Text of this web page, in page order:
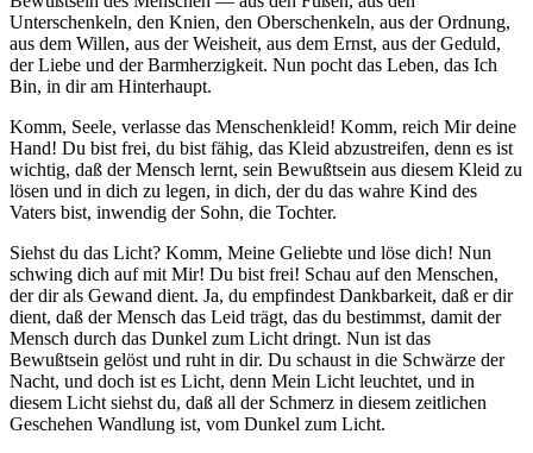
Unterschenkeln, den Knien, den Oberschenkeln, aus der Ordnung,
aus dem Willen, aus der Weisheit, aus dem Ernst, aus der Geduld,
der Liebe und der Barmherzigkeit. Nun pocht das Leben, das Ich
Bin, in dir am Hinterhaupt.
Komm, Seele, verlasse das Menschenkleid! Komm, reich Mir deine
Hand! Du bist frei, du bist fähig, das Kleid abzustreifen, denn es ist
wichtig, daß der Mensch lernt, sein Bewußtsein aus diesem Kleid zu
lösen und in dich zu legen, in dich, der du das wahre Kind des
Vaters bist, inwendig der Sohn, die Tochter.
Siehst du das Licht? Komm, Meine Geliebte und löse dich! Nun
schwing dich auf mit Mir! Du bist frei! Schau auf den Menschen,
der dir als Gewand dient. Ja, du empfindest Dankbarkeit, daß er dir
dient, daß der Mensch das Leid trägt, das du bestimmst, damit der
Mensch durch das Dunkel zum Licht dringt. Nun ist das
Bewußtsein gelöst und ruht in dir. Du schaust in die Schwärze der
Nacht, und doch ist es Licht, denn Mein Licht leuchtet, und in
diesem Licht siehst du, daß all der Schmerz in diesem zeitlichen
Geschehen Wandlung ist, vom Dunkel zum Licht.